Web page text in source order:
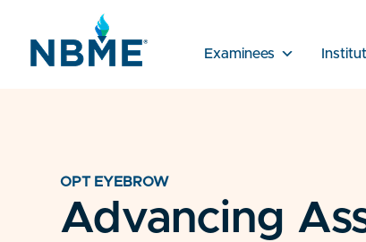
Examinees
OPT EYEBROW
Advancing